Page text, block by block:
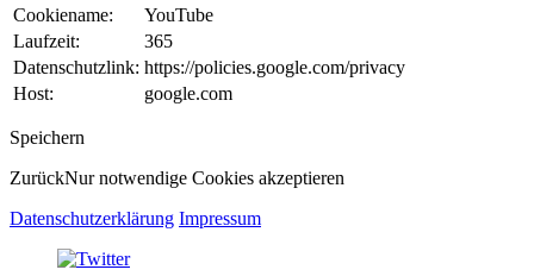
Cookiename:
YouTube
Laufzeit:
365
Datenschutzlink: https://policies.google.com/privacy
Host:
google.com
Speichern
ZurückNur notwendige Cookies akzeptieren
Datenschutzerklärung Impressum